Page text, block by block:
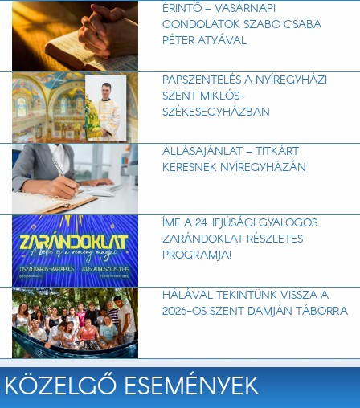
ÉRINTŐ – VASÁRNAPI
GONDOLATOK SZABÓ CSABA
PÉTER ATYÁVAL
PAPSZENTELÉS A NYÍREGYHÁZI
SZENT MIKLÓS-
SZÉKESEGYHÁZBAN
ÁLLÁSAJÁNLAT – TITKÁRT
KERESNEK NYÍREGYHÁZÁN
ÍME A 24. IFJÚSÁGI GYALOGOS
ZARÁNDOKLAT RÉSZLETES
PROGRAMJA!
HÁLÁVAL TEKINTÜNK VISSZA A
2026-OS SZENT DAMJÁN TÁBORRA
KÖZELGŐ ESEMÉNYEK